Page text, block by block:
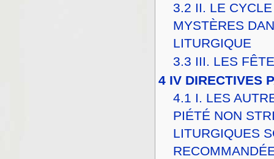
3.2 II. LE
MYSTÈRES
LITURGIQUE
3.3 III. LES
4 IV DIRECTIVES
4.1 I. LES
PIÉTÉ NON
LITURGIQUES